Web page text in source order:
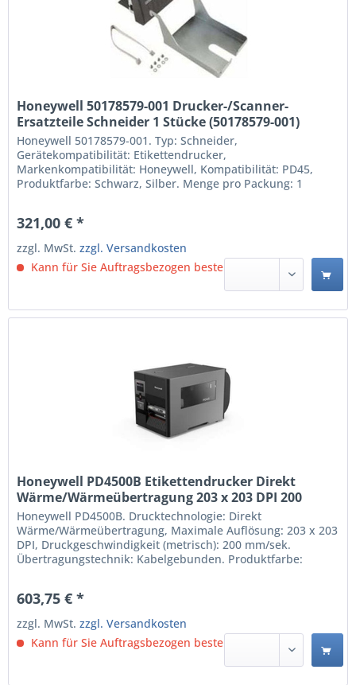
Honeywell 50178579-001 Drucker-/Scanner-
Ersatzteile Schneider 1 Stücke (50178579-001)
Honeywell 50178579-001. Typ: Schneider,
Gerätekompatibilität: Etikettendrucker,
Markenkompatibilität: Honeywell, Kompatibilität: PD45,
Produktfarbe: Schwarz, Silber. Menge pro Packung: 1
pro Packung: 1
321,00 € *
zzgl. MwSt.zzgl. Versandkosten
Kann für Sie Auftragsbezogen bestellt werden.
Honeywell PD4500B Etikettendrucker Direkt
Wärme/Wärmeübertragung 203 x 203 DPI 200
mm/sek Kabelgebunden (PD4500B0030000200)
Honeywell PD4500B. Drucktechnologie: Direkt
Wärme/Wärmeübertragung, Maximale Auflösung: 203 x 203
DPI, Druckgeschwindigkeit (metrisch): 200 mm/sek.
Übertragungstechnik: Kabelgebunden. Produktfarbe:
(metrisch): 200 mm/sek Übertragungstechnik:
Kabelgebunden USB Anschluss...
603,75 € *
zzgl. MwSt.zzgl. Versandkosten
Kann für Sie Auftragsbezogen bestellt werden.